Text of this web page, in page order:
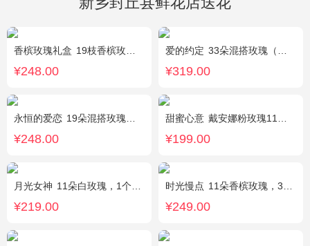
香槟玫瑰礼盒 19枝香槟玫瑰.黄英配花
¥248.00
爱的约定 33朵混搭玫瑰（粉戴安娜，香槟玫瑰，红玫瑰），相思梅、绿叶搭配
¥319.00
永恒的爱恋 19朵混搭玫瑰（粉色、香槟色、白色），2个小熊，黄莺、满天星点缀
¥248.00
甜蜜心意 戴安娜粉玫瑰11枝，浅紫勿忘我、尤加利搭配
¥199.00
月光女神 11朵白玫瑰，1个蓝色绣球，桔梗搭配
¥219.00
时光慢点 11朵香槟玫瑰，3朵向日葵，1个蓝色绣球，桔梗、绿叶搭配
¥249.00